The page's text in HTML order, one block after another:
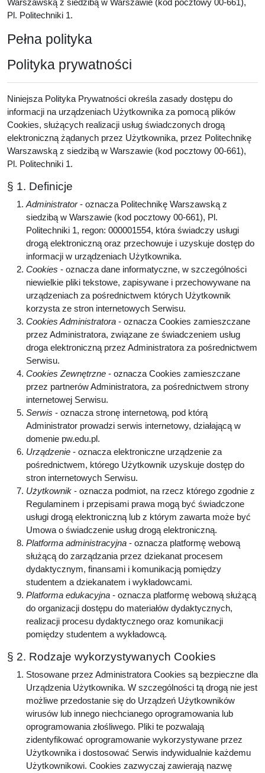
Warszawską z siedzibą w Warszawie (kod pocztowy 00-661),
Pl. Politechniki 1.
Pełna polityka
Polityka prywatności
Niniejsza Polityka Prywatności określa zasady dostępu do
informacji na urządzeniach Użytkownika za pomocą plików
Cookies, służących realizacji usług świadczonych drogą
elektroniczną żądanych przez Użytkownika, przez Politechnikę
Warszawską z siedzibą w Warszawie (kod pocztowy 00-661),
Pl. Politechniki 1.
§ 1. Definicje
Administrator- oznacza Politechnikę Warszawską z
siedzibą w Warszawie (kod pocztowy 00-661), Pl.
Politechniki 1, regon: 000001554, która świadczy usługi
drogą elektroniczną oraz przechowuje i uzyskuje dostęp do
informacji w urządzeniach Użytkownika.
Cookies - oznacza dane informatyczne, w szczególności
niewielkie pliki tekstowe, zapisywane i przechowywane na
urządzeniach za pośrednictwem których Użytkownik
korzysta ze stron internetowych Serwisu.
Cookies Administratora - oznacza Cookies zamieszczane
przez Administratora, związane ze świadczeniem usług
droga elektroniczną przez Administratora za pośrednictwem
Serwisu.
Cookies Zewnętrzne - oznacza Cookies zamieszczane
przez partnerów Administratora, za pośrednictwem strony
internetowej Serwisu.
Serwis - oznacza stronę internetową, pod którą
Administrator prowadzi serwis internetowy, działającą w
domenie pw.edu.pl.
Urządzenie - oznacza elektroniczne urządzenie za
pośrednictwem, którego Użytkownik uzyskuje dostęp do
stron internetowych Serwisu.
Użytkownik - oznacza podmiot, na rzecz którego zgodnie z
Regulaminem i przepisami prawa mogą być świadczone
usługi drogą elektroniczną lub z którym zawarta może być
Umowa o świadczenie usług drogą elektroniczną.
Platforma administracyjna - oznacza platformę webową
służącą do zarządzania przez dziekanat procesem
dydaktycznym, finansami i komunikacją pomiędzy
studentem a dziekanatem i wykładowcami.
Platforma edukacyjna - oznacza platformę webową służącą
do organizacji dostępu do materiałów dydaktycznych,
realizacji procesu dydaktycznego oraz komunikacji
pomiędzy studentem a wykładowcą.
§ 2. Rodzaje wykorzystywanych Cookies
Stosowane przez Administratora Cookies są bezpieczne dla
Urządzenia Użytkownika. W szczególności tą drogą nie jest
możliwe przedostanie się do Urządzeń Użytkowników
wirusów lub innego niechcianego oprogramowania lub
oprogramowania złośliwego. Pliki te pozwalają
zidentyfikować oprogramowanie wykorzystywane przez
Użytkownika i dostosować Serwis indywidualnie każdemu
Użytkownikowi. Cookies zazwyczaj zawierają nazwę